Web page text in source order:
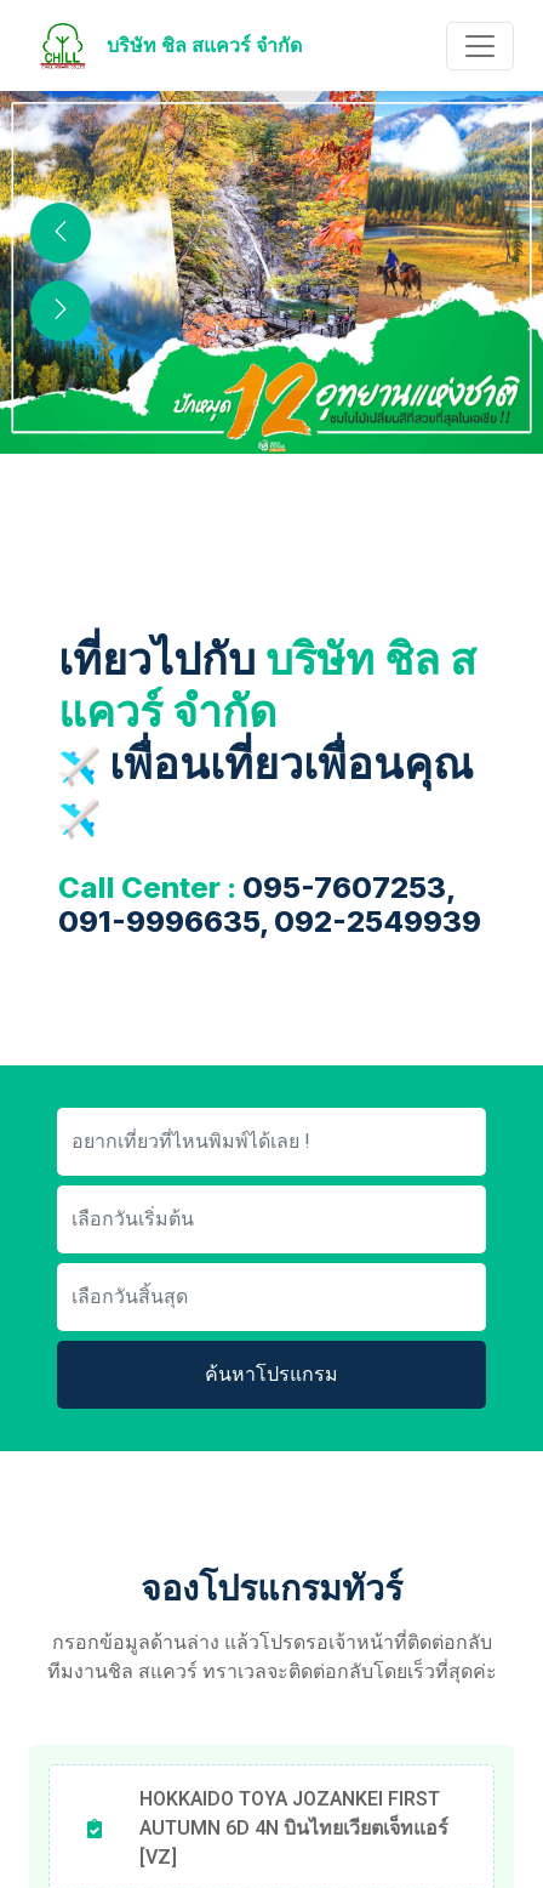
บริษัท ชิล สแควร์ จำกัด
เที่ยวไปกับ บริษัท ชิล ส
แควร์ จำกัด
เพื่อนเที่ยวเพื่อนคุณ
Call Center : 095-7607253,
091-9996635, 092-2549939
ค้นหาโปรแกรม
จองโปรแกรมทัวร์
กรอกข้อมูลด้านล่าง แล้วโปรดรอเจ้าหน้าที่ติดต่อกลับ
ทีมงานชิล สแควร์ ทราเวลจะติดต่อกลับโดยเร็วที่สุดค่ะ
HOKKAIDO TOYA JOZANKEI FIRST
AUTUMN 6D 4N บินไทยเวียตเจ็ทแอร์
[VZ]